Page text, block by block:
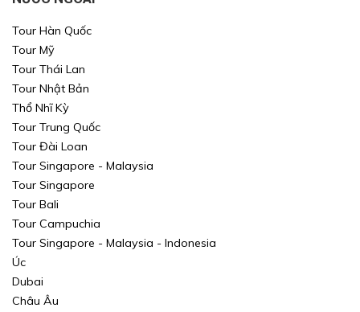
Xin mời Quý khách chọn thông tin cần tìm kiếm
Chọn nơi đi
Chọn nơi đến
Xin mời Quý khách chọn thông tin cần tìm kiếm
Chọn nơi đi
Chọn nơi đến
Xin mời Quý khách chọn thông tin cần tìm kiếm
Chọn khu vực
Chọn loại
Tour Hàn Quốc
Tour Mỹ
Tour Thái Lan
Tour Nhật Bản
Thổ Nhĩ Kỳ
Tour Trung Quốc
Tour Đài Loan
Tour Singapore - Malaysia
Tour Singapore
Tour Bali
Tour Campuchia
Tour Singapore - Malaysia - Indonesia
Úc
Dubai
Châu Âu